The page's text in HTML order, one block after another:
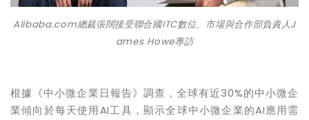
Alibaba.com總裁張闊接受聯合國ITC數位、市場與合作部負責人J
ames Howe專訪
根據《中小微企業日報告》調查，全球有近30%的中小微企
業傾向於每天使用AI工具，顯示全球中小微企業的AI應用需